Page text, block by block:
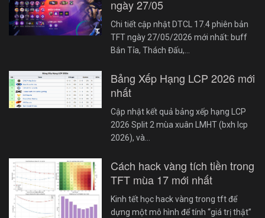
ngày 27/05
Chi tiết cập nhật DTCL 17.4 phiên bản
TFT ngày 27/05/2026 mới nhất: buff
Bắn Tỉa, Thách Đấu,…
Bảng Xếp Hạng LCP 2026 mới
nhất
Cập nhật kết quả bảng xếp hạng LCP
2026 Split 2 mùa xuân LMHT (bxh lcp
2026), và…
Cách hack vàng tích tiền trong
TFT mùa 17 mới nhất
Kinh tết học hack vàng trong tft để
dựng một mô hình để tính “giá trị thật”